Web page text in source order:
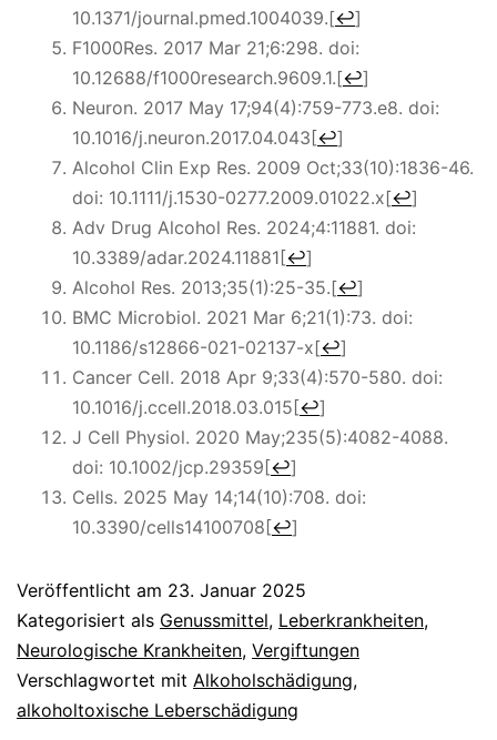
10.1371/journal.pmed.1004039.[↩]
F1000Res. 2017 Mar 21;6:298. doi:
10.12688/f1000research.9609.1.[↩]
Neuron. 2017 May 17;94(4):759-773.e8. doi:
10.1016/j.neuron.2017.04.043[↩]
Alcohol Clin Exp Res. 2009 Oct;33(10):1836-46.
doi: 10.1111/j.1530-0277.2009.01022.x[↩]
Adv Drug Alcohol Res. 2024;4:11881. doi:
10.3389/adar.2024.11881[↩]
Alcohol Res. 2013;35(1):25-35.[↩]
BMC Microbiol. 2021 Mar 6;21(1):73. doi:
10.1186/s12866-021-02137-x[↩]
Cancer Cell. 2018 Apr 9;33(4):570-580. doi:
10.1016/j.ccell.2018.03.015[↩]
J Cell Physiol. 2020 May;235(5):4082-4088.
doi: 10.1002/jcp.29359[↩]
Cells. 2025 May 14;14(10):708. doi:
10.3390/cells14100708[↩]
Veröffentlicht am 23. Januar 2025
Kategorisiert als Genussmittel, Leberkrankheiten,
Neurologische Krankheiten, Vergiftungen
Verschlagwortet mit Alkoholschädigung,
alkoholtoxische Leberschädigung